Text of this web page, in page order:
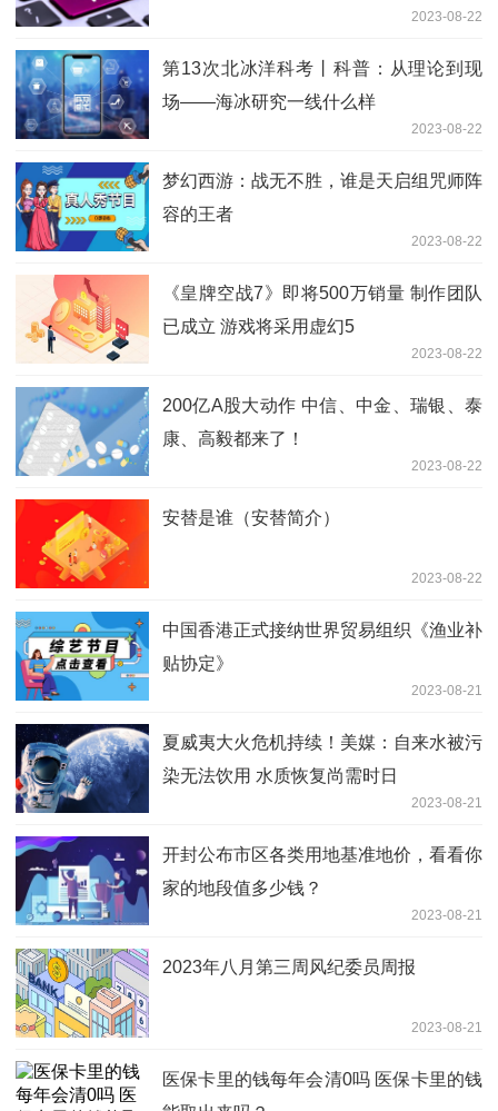
2023-08-22
第13次北冰洋科考丨科普：从理论到现
场——海冰研究一线什么样
2023-08-22
梦幻西游：战无不胜，谁是天启组咒师阵
容的王者
2023-08-22
《皇牌空战7》即将500万销量 制作团队
已成立 游戏将采用虚幻5
2023-08-22
200亿A股大动作 中信、中金、瑞银、泰
康、高毅都来了！
2023-08-22
安替是谁（安替简介）
2023-08-22
中国香港正式接纳世界贸易组织《渔业补
贴协定》
2023-08-21
夏威夷大火危机持续！美媒：自来水被污
染无法饮用 水质恢复尚需时日
2023-08-21
开封公布市区各类用地基准地价，看看你
家的地段值多少钱？
2023-08-21
2023年八月第三周风纪委员周报
2023-08-21
医保卡里的钱每年会清0吗 医保卡里的钱